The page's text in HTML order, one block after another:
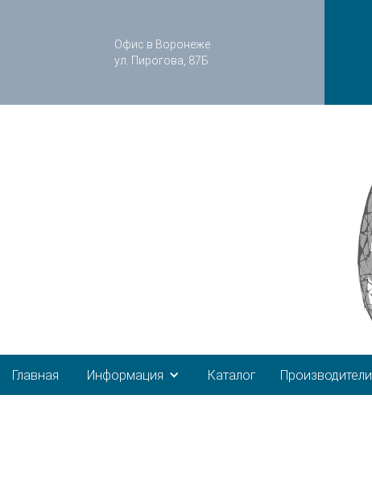
Офис в Воронеже
ул. Пирогова, 87Б
Главная Информация Каталог Производители